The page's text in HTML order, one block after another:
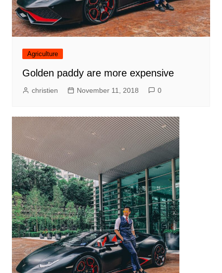
Agriculture
Golden paddy are more expensive
christien November 11, 2018 0